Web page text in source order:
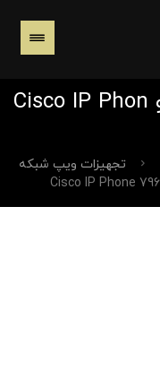
تلفن تحت شبکه سیسکو Cisco IP Phon
تجهیزات ویپ شبکه